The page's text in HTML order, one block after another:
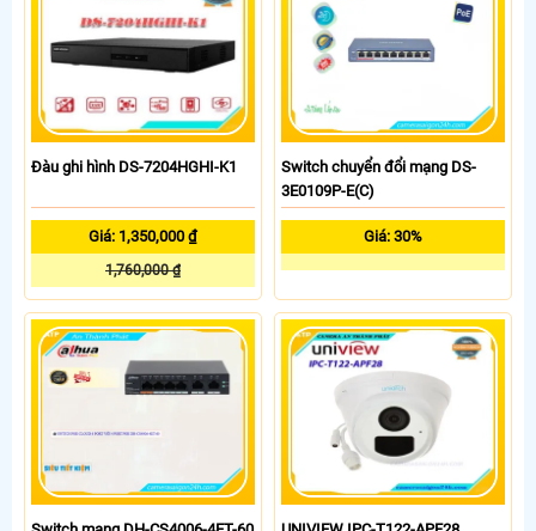
Đàu ghi hình DS-7204HGHI-K1
Giá: 1,350,000 ₫
1,760,000 ₫
Switch chuyển đổi mạng DS-
3E0109P-E(C)
Giá: 30%